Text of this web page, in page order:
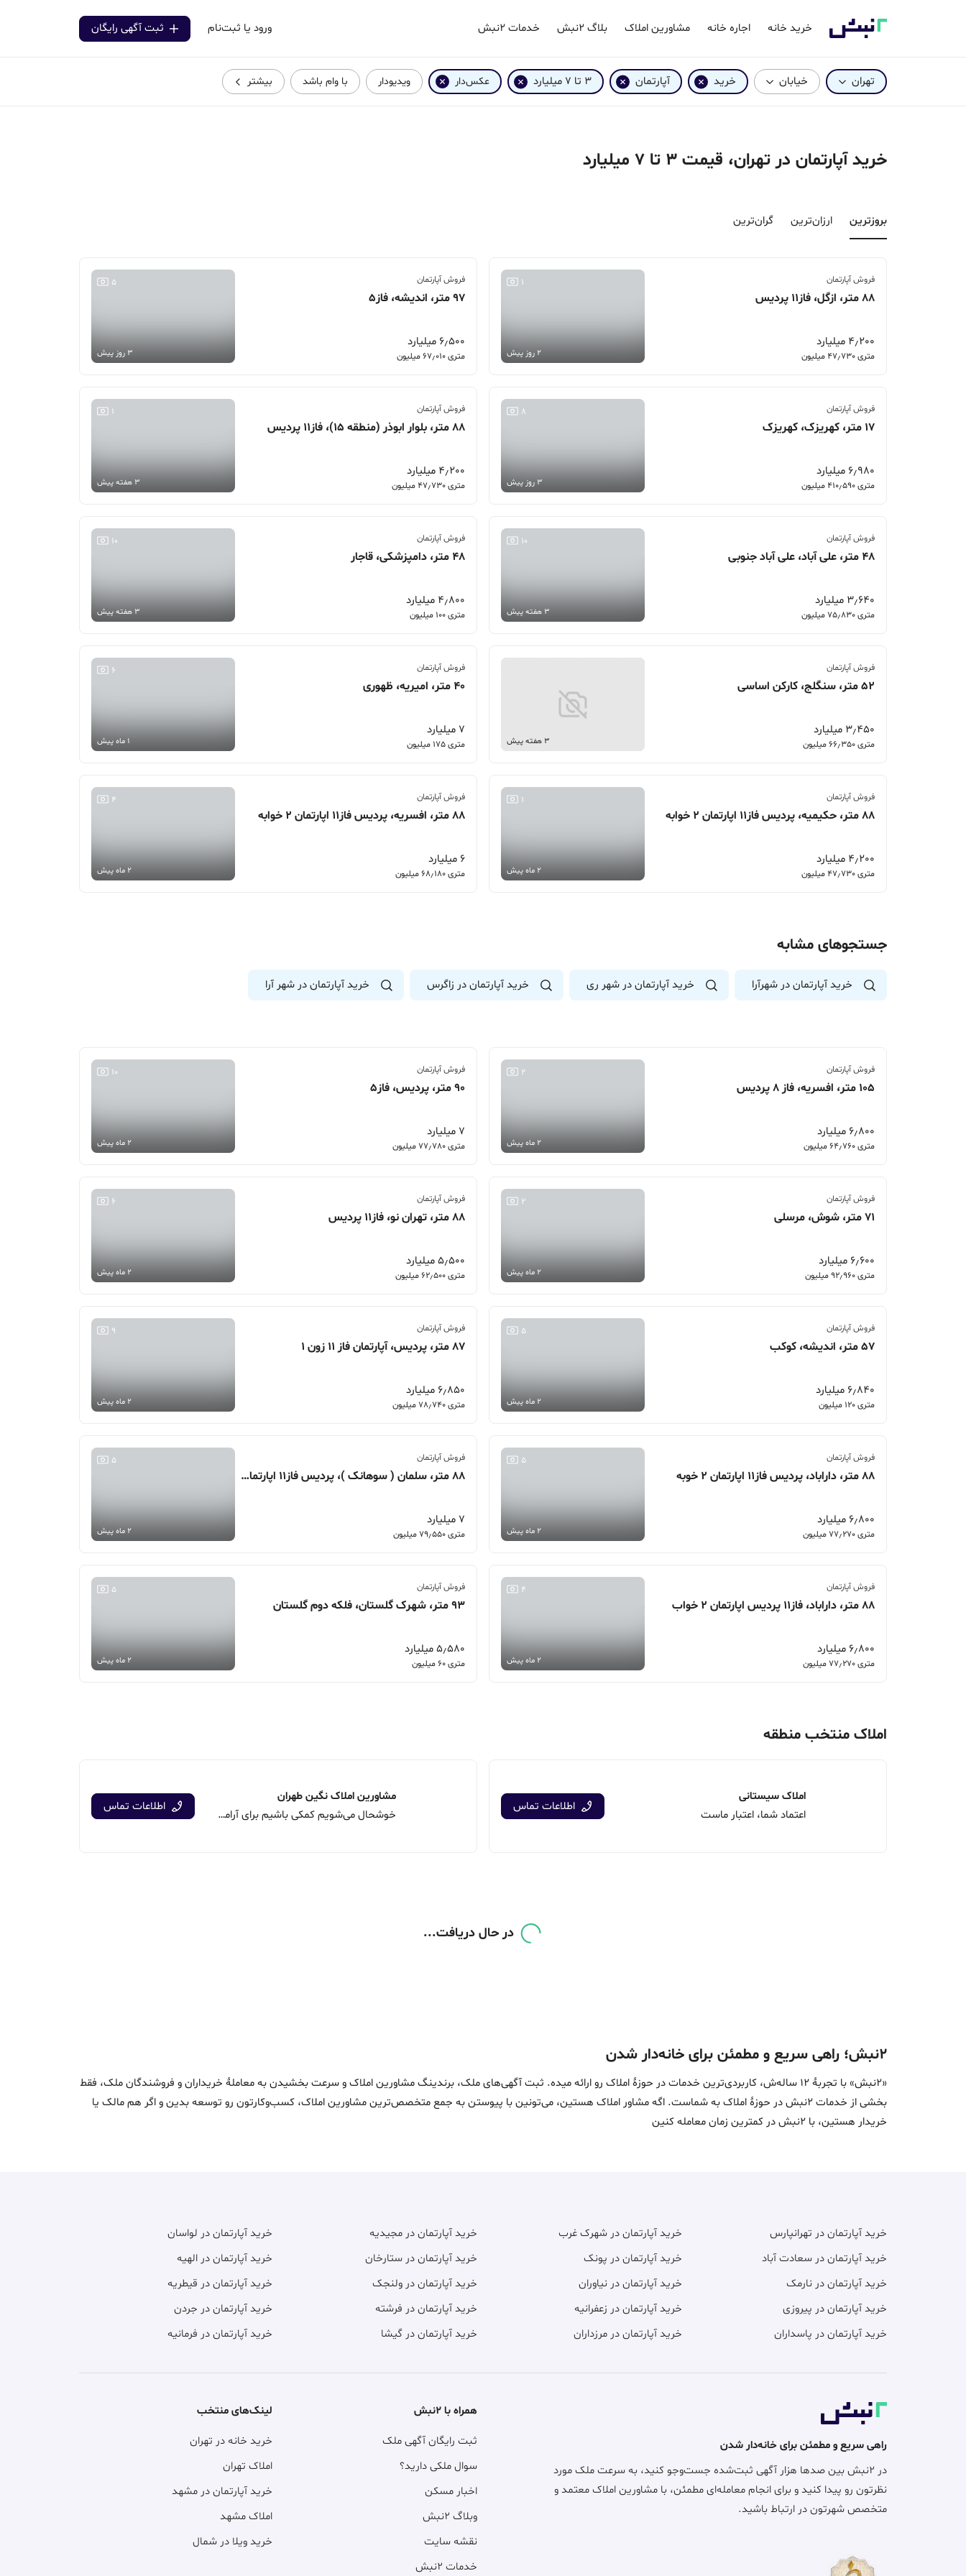
خرید خانه اجاره خانه مشاورین املاک بلاگ ۲نبش خدمات ۲نبش ورود یا ثبت‌نام ثبت آگهی رایگان
تهران خیابان خرید آپارتمان 3 تا 7 میلیارد عکس‌دار ویدیودار با وام باشد بیشتر
خرید آپارتمان در تهران، قیمت 3 تا 7 میلیارد
بروزترین‌ ارزان‌ترین گران‌ترین
فروش آپارتمان
88 متر، ازگل، فاز11 پردیس
4٫200 میلیارد
متری 47٫730 میلیون
1
2 روز پیش
فروش آپارتمان
97 متر، اندیشه، فاز5
6٫500 میلیارد
متری 67٫010 میلیون
5
3 روز پیش
فروش آپارتمان
17 متر، کهریزک، کهریزک
6٫980 میلیارد
متری 410٫590 میلیون
8
3 روز پیش
فروش آپارتمان
88 متر، بلوار ابوذر (منطقه 15)، فاز11 پردیس
4٫200 میلیارد
متری 47٫730 میلیون
1
3 هفته پیش
فروش آپارتمان
48 متر، علی آباد، علی آباد جنوبی
3٫640 میلیارد
متری 75٫830 میلیون
10
3 هفته پیش
فروش آپارتمان
48 متر، دامپزشکی، قاجار
4٫800 میلیارد
متری 100 میلیون
10
3 هفته پیش
فروش آپارتمان
52 متر، سنگلج، کارکن اساسی
3٫450 میلیارد
متری 66٫350 میلیون 3 هفته پیش
فروش آپارتمان
40 متر، امیریه، ظهوری
7 میلیارد
متری 175 میلیون
6
1 ماه پیش
فروش آپارتمان
88 متر، حکیمیه، پردیس فاز11 اپارتمان 2 خوابه
4٫200 میلیارد
متری 47٫730 میلیون
1
2 ماه پیش
فروش آپارتمان
88 متر، افسریه، پردیس فاز11 اپارتمان 2 خوابه
6 میلیارد
متری 68٫180 میلیون
4
2 ماه پیش
جستجوهای مشابه
خرید آپارتمان در شهرآرا خرید آپارتمان در شهر ری خرید آپارتمان در زاگرس خرید آپارتمان در شهر آرا
فروش آپارتمان
105 متر، افسریه، فاز 8 پردیس
6٫800 میلیارد
متری 64٫760 میلیون
2
2 ماه پیش
فروش آپارتمان
90 متر، پردیس، فاز5
7 میلیارد
متری 77٫780 میلیون
10
2 ماه پیش
فروش آپارتمان
71 متر، شوش، مرسلی
6٫600 میلیارد
متری 92٫960 میلیون
2
2 ماه پیش
فروش آپارتمان
88 متر، تهران نو، فاز11 پردیس
5٫500 میلیارد
متری 62٫500 میلیون
6
2 ماه پیش
فروش آپارتمان
57 متر، اندیشه، کوکب
6٫840 میلیارد
متری 120 میلیون
5
2 ماه پیش
فروش آپارتمان
87 متر، پردیس، آپارتمان فاز 11 زون 1
6٫850 میلیارد
متری 78٫740 میلیون
9
2 ماه پیش
فروش آپارتمان
88 متر، داراباد، پردیس فاز11 اپارتمان 2 خوبه
6٫800 میلیارد
متری 77٫270 میلیون
5
2 ماه پیش
فروش آپارتمان
88 متر، سلمان ( سوهانک )، پردیس فاز11 اپارتمان 2 خوابه
7 میلیارد
متری 79٫550 میلیون
5
2 ماه پیش
فروش آپارتمان
88 متر، داراباد، فاز11 پردیس اپارتمان 2 خواب
6٫800 میلیارد
متری 77٫270 میلیون
4
2 ماه پیش
فروش آپارتمان
93 متر، شهرک گلستان، فلکه دوم گلستان
5٫580 میلیارد
متری 60 میلیون
5
2 ماه پیش
املاک منتخب منطقه
املاک سیستانی
اعتماد شما، اعتبار ماست
اطلاعات تماس
مشاورین املاک نگین طهران
خوشحال می‌شویم کمکی باشیم برای آرامش شما
اطلاعات تماس
87 متر، پردیس، فاز 11 پردیس آپارتمان کوزو ترکیه
87 متر، پردیس، فاز11 پردیس توضیحات شنیدنی
5٫500 میلیارد
متری 63٫220 میلیون
5٫500 میلیارد
5٫500 میلیارد
متری 63٫220 میلیون
5٫500 میلیارد
متری 63٫220 میلیون
فروش آپارتمان فروش آپارتمان
4٫300 میلیارد
متری 48٫860 میلیون
فروش آپارتمان
4٫300 میلیارد
متری 48٫860 میلیون